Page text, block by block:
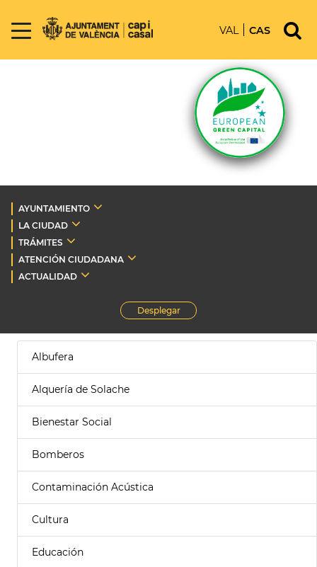
VAL CAS
AYUNTAMIENTO
LA CIUDAD
TRÁMITES
ATENCIÓN CIUDADANA
ACTUALIDAD
Desplegar
Albufera
Alquería de Solache
Bienestar Social
Bomberos
Contaminación Acústica
Cultura
Educación